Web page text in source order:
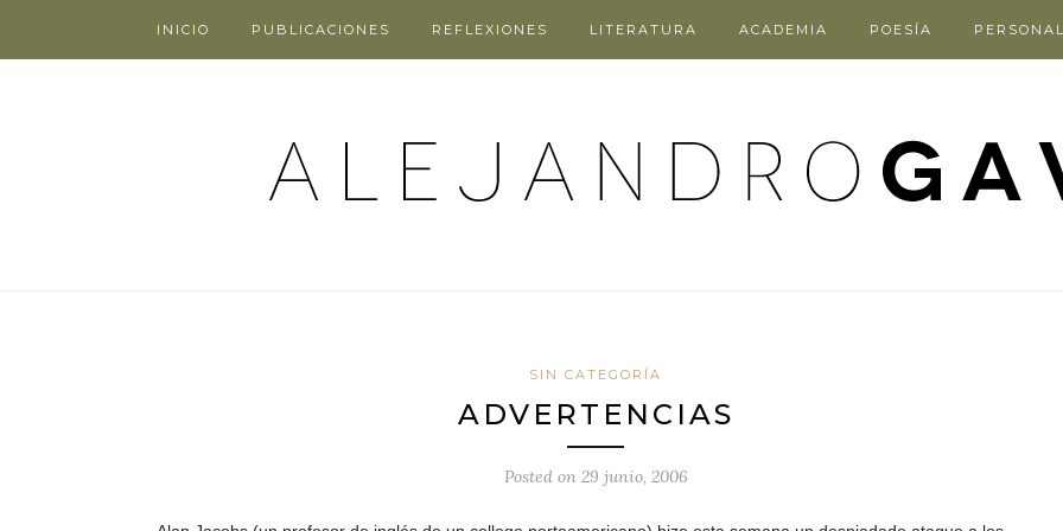
INICIO PUBLICACIONES REFLEXIONES LITERATURA ACADEMIA POESÍA PERSONAL
SIN CATEGORÍA
ADVERTENCIAS
Posted on 29 junio, 2006